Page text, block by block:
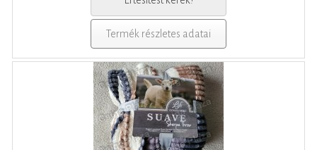
Termék részletes adatai